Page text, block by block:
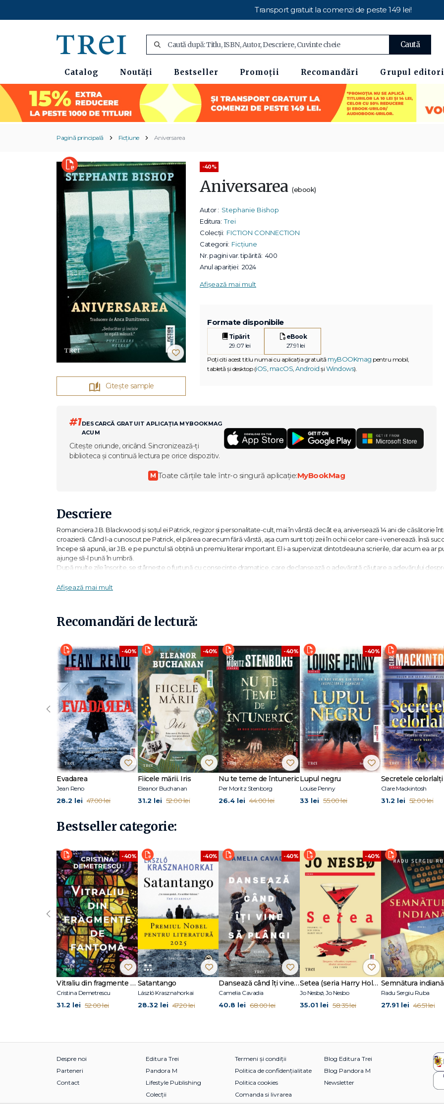
Transport gratuit la comenzi de peste 149 lei!
Caută
Catalog Noutăți Bestseller Promoții Recomandări Grupul
Pagină principală Ficțiune Aniversarea
Citește sample
-40%
Aniversarea (ebook)
Autor : Stephanie Bishop
Editura: Trei
Colecții: FICTION CONNECTION
Categorii: Ficțiune
Nr. pagini var. tipărită: 400
Anul apariției: 2024
Afișează mai mult
Formate disponibile
Tipărit
29.07 lei
eBook
27.91 lei
Poți citi acest titlu numai cu aplicația gratuită myBOOKmag pentru mobil,
tabletă și desktop (iOS macOS Android și Windows).
#1DESCARCĂ GRATUIT APLICAȚIA MYBOOKMAG
ACUM
Citește oriunde, oricând. Sincronizează-ți
biblioteca și continuă lectura pe orice dispozitiv.
M Toate cărțile tale într-o singură aplicație:MyBookMag
Descriere
Romanciera J.B. Blackwood și soțul ei Patrick, regizor și personalitate-cult, mai în vârstă decât ea, aniversează 14 ani de căsătorie
croazieră. Când l-a cunoscut pe Patrick, el părea oarecum fără vârstă, așa cum sunt toți zeii în ochii celor care-i venerează. Însă
începe să apună, iar J.B. e pe punctul să obțină un premiu literar important. El i-a supervizat dintotdeauna scrierile, dar acum ea ar
ajunge să-l pună în umbră.
După multe zile însorite, se stârnește o furtună cu consecințe dramatice, care declanșează o adevărată căutare a adevărului
Un roman care pune întrebarea cât de clară e, în mintea scriitorului, granița dintre realitate și intrigă. Cum îi refuzăm pe oamenii pe
„Elegant și deplin realizat (…) Periculos de captivant (…) Ce bine ar fi să fie toate romanele atât de atrăgătoare și intuitive în privința
umane!" The Guardian
„Bishop disecă expert măruntaiele unei relații în cumpănă și inechitățile cu care trebuie să se confrunte femeile (…) În final, întrebarea
făcut-o sau nu?» e aproape irelevantă. Povestea căsniciei e cea care ne atrage." Booklist
„În a doua parte, Aniversarea devine un comentariu feminist despre natura misterelor și a căsniciilor (…) E similar cu cărți
The Wife de Meg Wolitzer și Marile minciuni nevinovate de Liane Moriarty în modul în care tratează genul și puterea, dar oferă și
romanului gotic — case și relații pline de secrete și un narator cu un contact nesigur cu realitatea." New York Times Book Review
„O intrigă cu straturi psihologice care întreține suspansul și, în același timp, menține și structura specifică genului crime a cărții."
Supplement
Stephanie Bishop este romancieră și critic literar, laureată a numeroase premii, printre care The Readings Prize for New Australian
Literary Fiction Book of the Year Award. Are un doctorat de la Cambridge University și este profesor de scriere creativă la University
Anglia. Eseurile și lucrările ei de ficțiune au apărut în London Review of Books, TLS și Sydney Review of Books. Aniversarea este cel
patrulea roman al său, după Man Out Of Time, The Other Side of the World și The Singing. O puteți urmări la
https://www.stephaniebishop.net
Afișează mai mult
Recomandări de lectură:
-40%
Evadarea
Jean Reno
28.2 lei 47.00 lei
-40%
Fiicele mării. Iris
Eleanor Buchanan
31.2 lei 52.00 lei
-40%
Nu te teme de întuneric
Per Moritz Stenborg
26.4 lei 44.00 lei
-40%
Lupul negru
Louise Penny
33 lei 55.00 lei
Secretele celorlalți
Clare Mackintosh
31.2 lei 52.00 lei
‹
Bestseller categorie:
-40%
Vitraliu din fragmente de fantomă
Cristina Demetrescu
31.2 lei 52.00 lei
-40%
Satantango
László Krasznahorkai
28.32 lei 47.20 lei
-40%
Dansează când îți vine să plângi
Camelia Cavadia
40.8 lei 68.00 lei
-40%
Setea (seria Harry Hole, vol. 11)
Jo Nesbø, Jo Nesbo
35.01 lei 58.35 lei
Semnătura indiană
Radu Sergiu Ruba
27.91 lei 46.51 lei
‹
Despre noi
Parteneri
Contact
Editura Trei
Pandora M
Lifestyle Publishing
Colecții
Termeni și condiții
Politica de confidențialitate
Politica cookies
Comanda si livrarea
Blog Editura Trei
Blog Pandora M
Newsletter